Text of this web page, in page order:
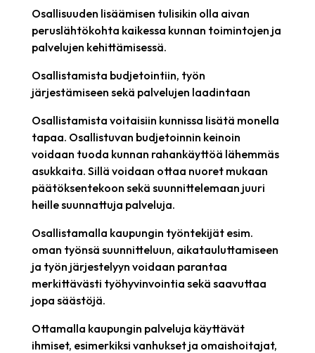
Osallisuuden lisäämisen tulisikin olla aivan
peruslähtökohta kaikessa kunnan toimintojen ja
palvelujen kehittämisessä.
Osallistamista budjetointiin, työn
järjestämiseen sekä palvelujen laadintaan
Osallistamista voitaisiin kunnissa lisätä monella
tapaa. Osallistuvan budjetoinnin keinoin
voidaan tuoda kunnan rahankäyttöä lähemmäs
asukkaita. Sillä voidaan ottaa nuoret mukaan
päätöksentekoon sekä suunnittelemaan juuri
heille suunnattuja palveluja.
Osallistamalla kaupungin työntekijät esim.
oman työnsä suunnitteluun, aikatauluttamiseen
ja työn järjestelyyn voidaan parantaa
merkittävästi työhyvinvointia sekä saavuttaa
jopa säästöjä.
Ottamalla kaupungin palveluja käyttävät
ihmiset, esimerkiksi vanhukset ja omaishoitajat,